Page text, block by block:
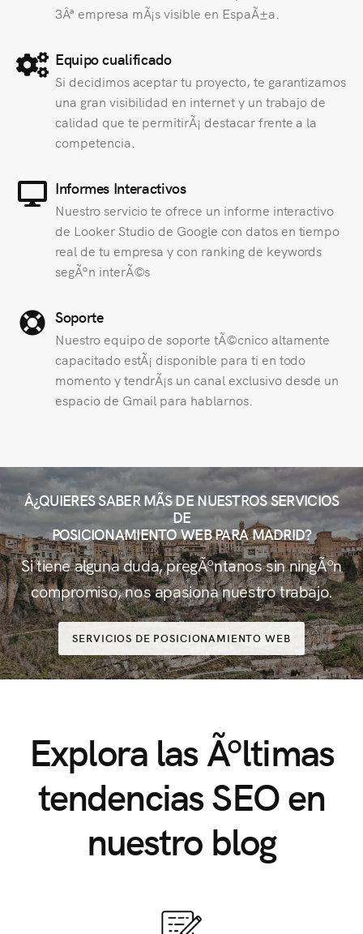
3Âª empresa mÃ¡s visible en EspaÃ±a.
Equipo cualificado
Si decidimos aceptar tu proyecto, te garantizamos
una gran visibilidad en internet y un trabajo de
calidad que te permitirÃ¡ destacar frente a la
competencia.
Informes Interactivos
Nuestro servicio te ofrece un informe interactivo
de Looker Studio de Google con datos en tiempo
real de tu empresa y con ranking de keywords
segÃºn interÃ©s
Soporte
Nuestro equipo de soporte tÃ©cnico altamente
capacitado estÃ¡ disponible para ti en todo
momento y tendrÃ¡s un canal exclusivo desde un
espacio de Gmail para hablarnos.
Â¿QUIERES SABER MÃS DE NUESTROS SERVICIOS
DE
POSICIONAMIENTO WEB PARA MADRID?
Si tiene alguna duda, pregÃºntanos sin ningÃºn
compromiso, nos apasiona nuestro trabajo.
SERVICIOS DE POSICIONAMIENTO WEB
Explora las Ãºltimas
tendencias SEO en
nuestro blog